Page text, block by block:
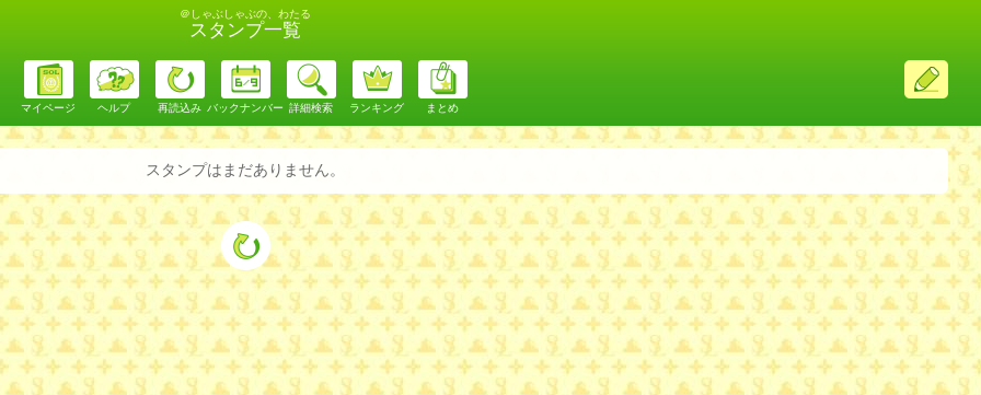
＠しゃぶしゃぶの、わたる
スタンプ一覧
ス
レ
投
マイページ ヘルプ 再読込み バックナンバー 詳細検索 ランキング まとめ
スタンプはまだありません。